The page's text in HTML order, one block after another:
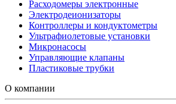
Расходомеры электронные
Электродеионизаторы
Контроллеры и кондуктометры
Ультрафиолетовые установки
Микронасосы
Управляющие клапаны
Пластиковые трубки
О компании